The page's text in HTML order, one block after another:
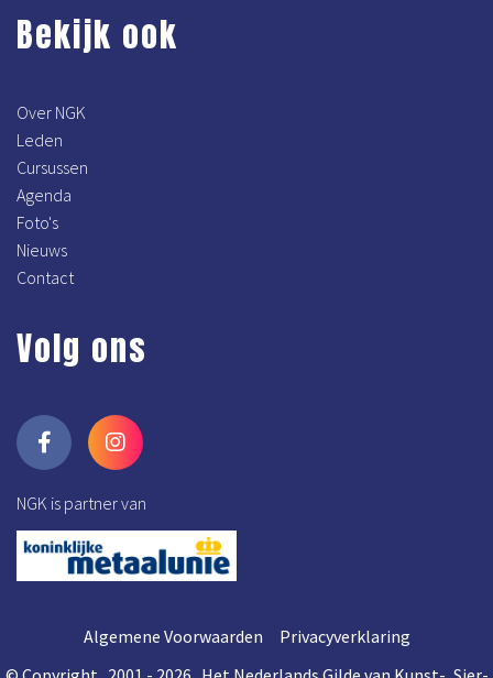
Bekijk ook
Over NGK
Leden
Cursussen
Agenda
Foto's
Nieuws
Contact
Volg ons
NGK is partner van
Algemene Voorwaarden
Privacyverklaring